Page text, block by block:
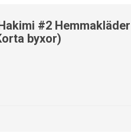
#2 Hemmakläder
byxor)